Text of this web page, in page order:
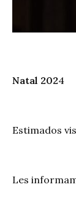
Natal 2024
Estimados
Les